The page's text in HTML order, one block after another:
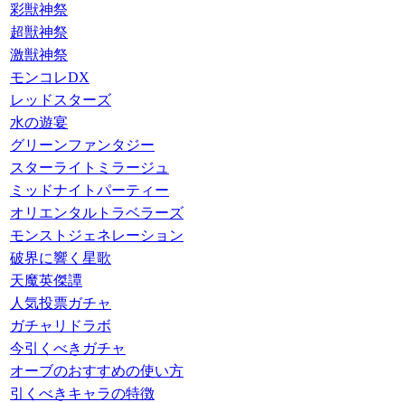
彩獣神祭
超獣神祭
激獣神祭
モンコレDX
レッドスターズ
水の遊宴
グリーンファンタジー
スターライトミラージュ
ミッドナイトパーティー
オリエンタルトラベラーズ
モンストジェネレーション
破界に響く星歌
天魔英傑譚
人気投票ガチャ
ガチャリドラボ
今引くべきガチャ
オーブのおすすめの使い方
引くべきキャラの特徴